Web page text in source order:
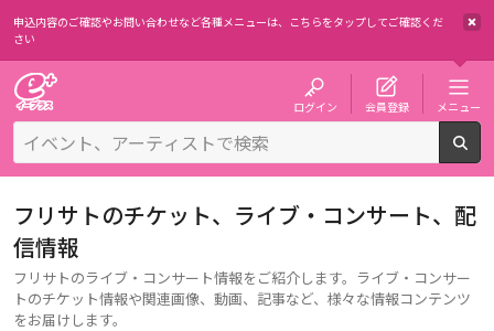
申込内容のご確認やお問い合わせなど各種メニューは、 こちらをタップしてご確認くだ
さい
ログイン 会員登録 メニュー
フリサトのチケット、ライブ・コンサート、配
信情報
フリサトのライブ・コンサート情報をご紹介します。ライブ・コンサー
トのチケット情報や関連画像、動画、記事など、様々な情報コンテンツ
をお届けします。